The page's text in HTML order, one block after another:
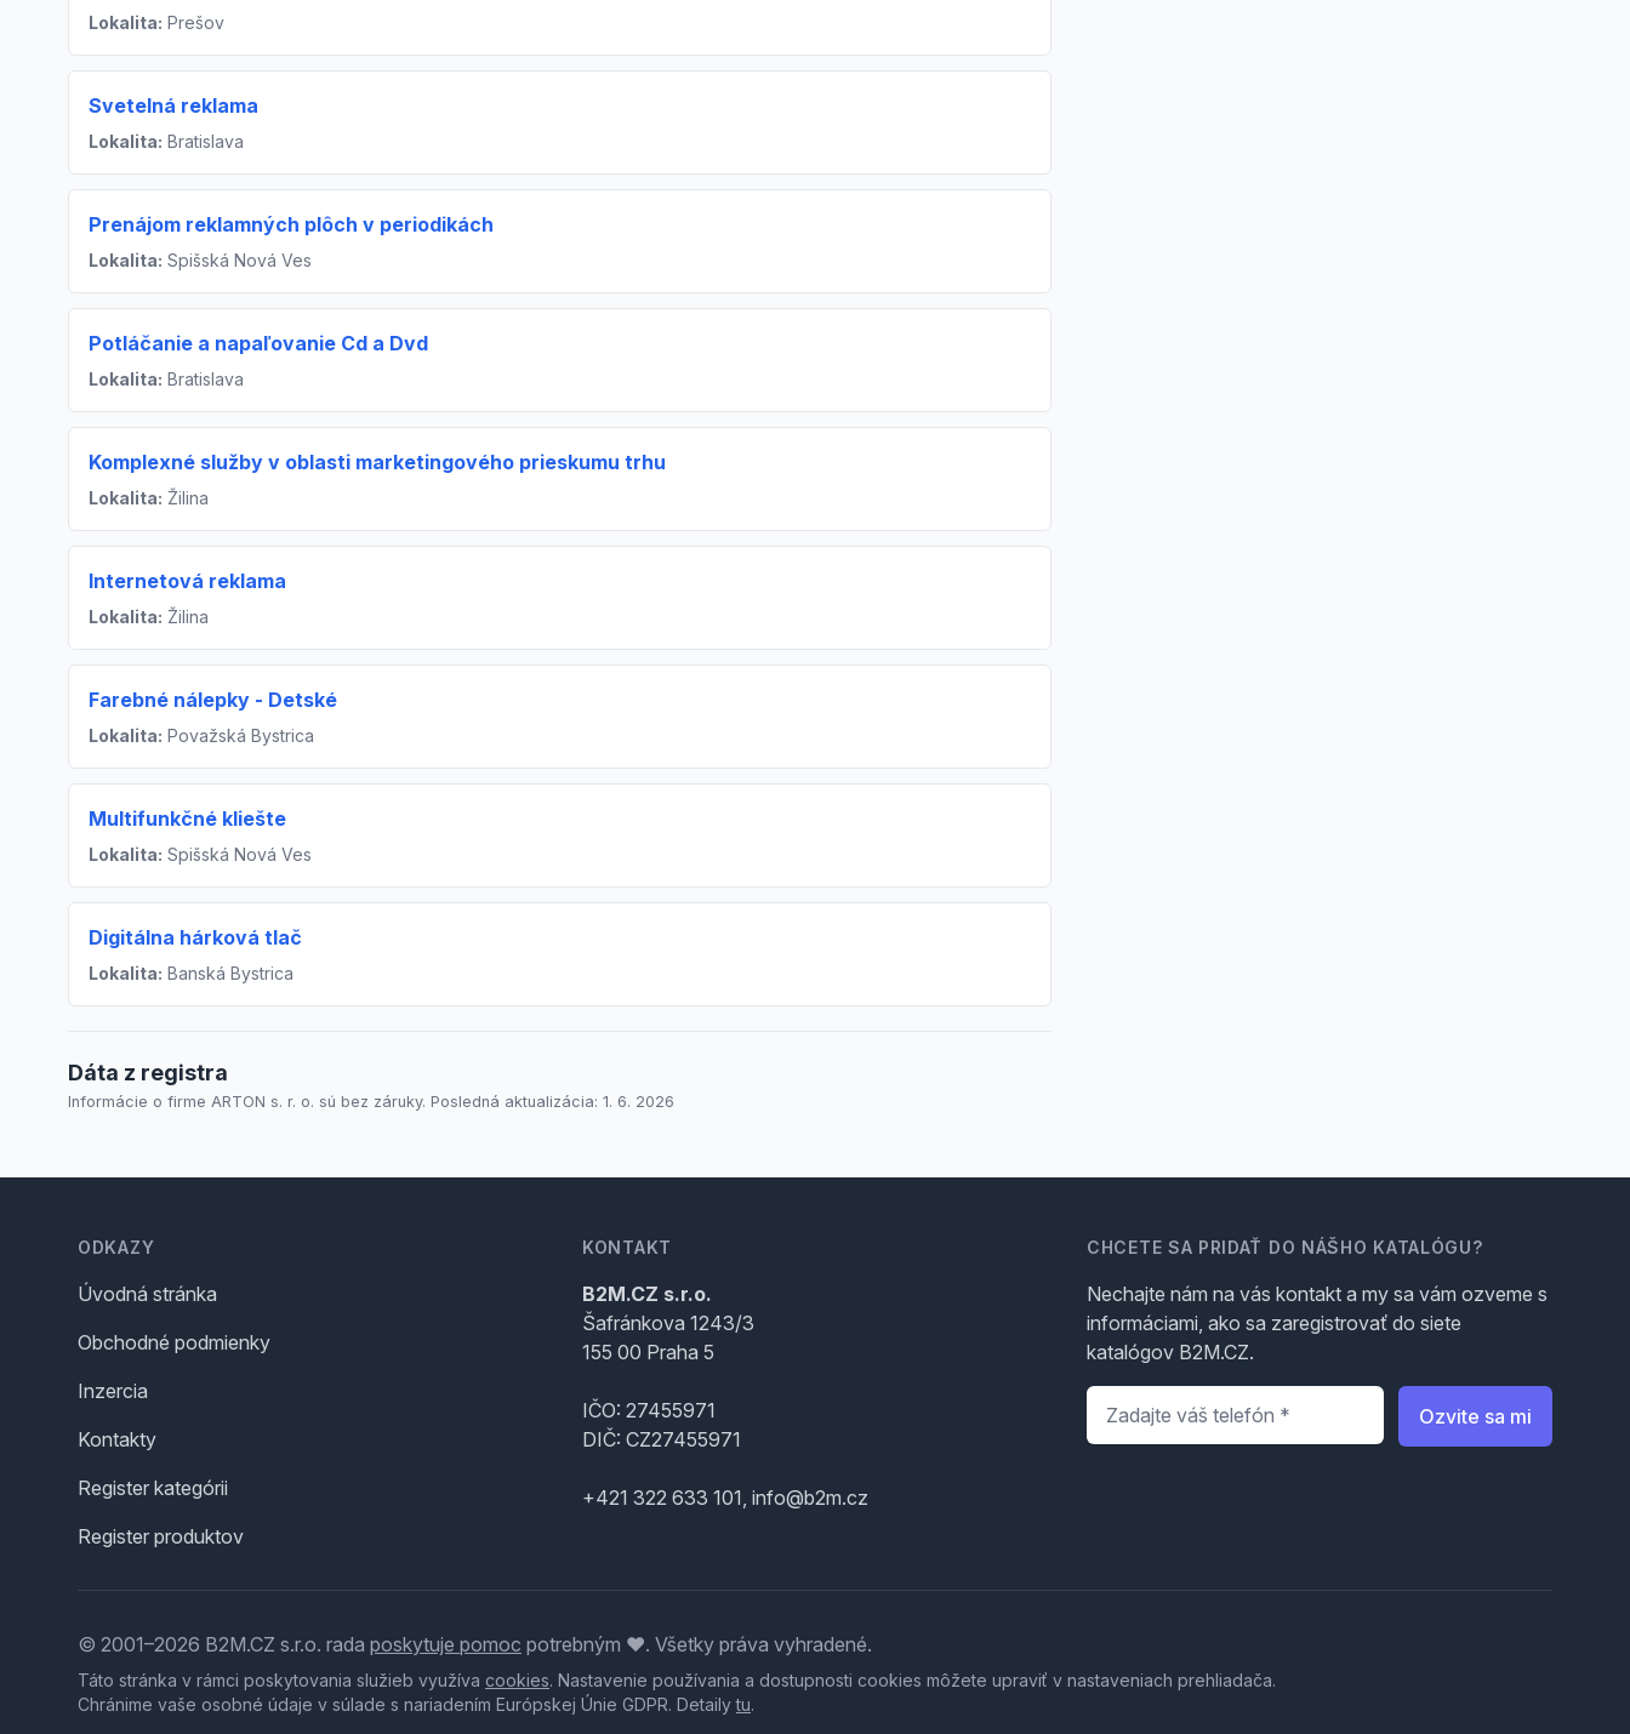
Lokalita: Prešov
Svetelná reklama
Lokalita: Bratislava
Prenájom reklamných plôch v periodikách
Lokalita: Spišská Nová Ves
Potláčanie a napaľovanie Cd a Dvd
Lokalita: Bratislava
Komplexné služby v oblasti marketingového prieskumu trhu
Lokalita: Žilina
Internetová reklama
Lokalita: Žilina
Farebné nálepky - Detské
Lokalita: Považská Bystrica
Multifunkčné kliešte
Lokalita: Spišská Nová Ves
Digitálna hárková tlač
Lokalita: Banská Bystrica
Dáta z registra
Informácie o firme ARTON s. r. o. sú bez záruky. Posledná aktualizácia: 1. 6. 2026
ODKAZY
Úvodná stránka
Obchodné podmienky
Inzercia
Kontakty
Register kategórii
Register produktov
KONTAKT
B2M.CZ s.r.o.
Šafránkova 1243/3
155 00 Praha 5
IČO: 27455971
DIČ: CZ27455971
+421 322 633 101, info@b2m.cz
CHCETE SA PRIDAŤ DO NÁŠHO KATALÓGU?
Nechajte nám na vás kontakt a my sa vám ozveme s
informáciami, ako sa zaregistrovať do siete
katalógov B2M.CZ.
Telefón
Ozvite sa mi
© 2001–2026 B2M.CZ s.r.o. rada poskytuje pomoc potrebným ♥️. Všetky práva vyhradené.
Táto stránka v rámci poskytovania služieb využíva cookies. Nastavenie používania a dostupnosti cookies môžete upraviť v nastaveniach prehliadača.
Chránime vaše osobné údaje v súlade s nariadením Európskej Únie GDPR. Detailytu.